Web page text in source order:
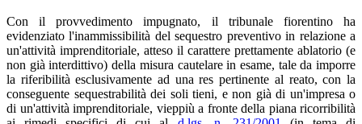
Con il provvedimento impugnato, il tribunale fiorentino ha
evidenziato l'inammissibilità del sequestro preventivo in relazione a
un'attività imprenditoriale, atteso il carattere prettamente ablatorio (e
non già interdittivo) della misura cautelare in esame, tale da imporre
la riferibilità esclusivamente ad una res pertinente al reato, con la
conseguente sequestrabilità dei soli tieni, e non già di un'impresa o
di un'attività imprenditoriale, vieppiù a fronte della piana ricorribilità